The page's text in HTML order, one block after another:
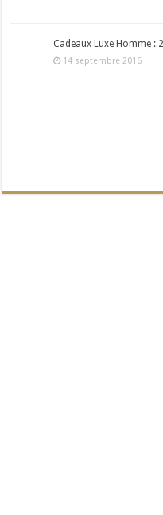
Cadeaux Luxe Homme :
14 septembre 2016